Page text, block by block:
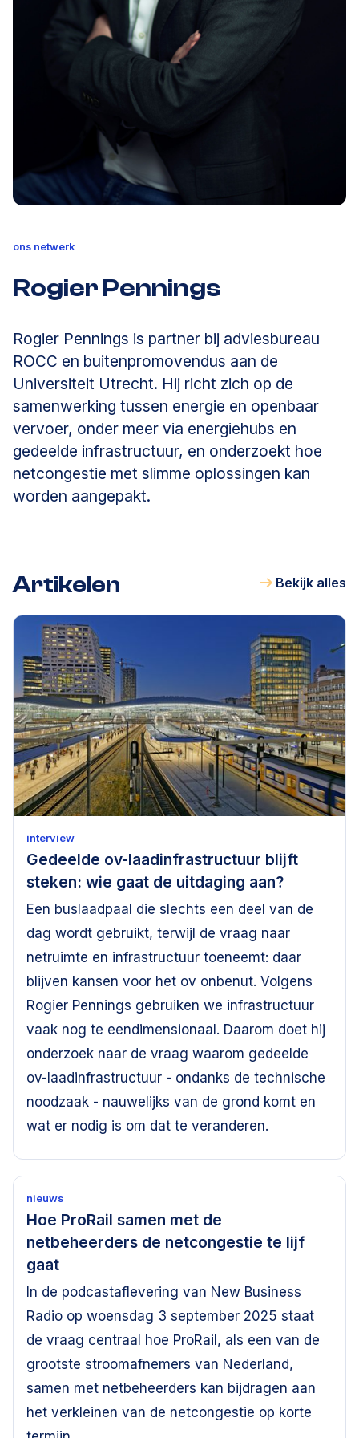
ons netwerk
Rogier Pennings
Rogier Pennings is partner bij adviesbureau
ROCC en buitenpromovendus aan de
Universiteit Utrecht. Hij richt zich op de
samenwerking tussen energie en openbaar
vervoer, onder meer via energiehubs en
gedeelde infrastructuur, en onderzoekt hoe
netcongestie met slimme oplossingen kan
worden aangepakt.
Artikelen Bekijk alles
interview
Gedeelde ov-laadinfrastructuur blijft
steken: wie gaat de uitdaging aan?
Een buslaadpaal die slechts een deel van de
dag wordt gebruikt, terwijl de vraag naar
netruimte en infrastructuur toeneemt: daar
blijven kansen voor het ov onbenut. Volgens
Rogier Pennings gebruiken we infrastructuur
vaak nog te eendimensionaal. Daarom doet hij
onderzoek naar de vraag waarom gedeelde
ov-laadinfrastructuur - ondanks de technische
noodzaak - nauwelijks van de grond komt en
wat er nodig is om dat te veranderen.
nieuws
Hoe ProRail samen met de
netbeheerders de netcongestie te lijf
gaat
In de podcastaflevering van New Business
Radio op woensdag 3 september 2025 staat
de vraag centraal hoe ProRail, als een van de
grootste stroomafnemers van Nederland,
samen met netbeheerders kan bijdragen aan
het verkleinen van de netcongestie op korte